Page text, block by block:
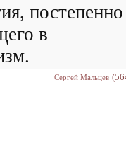
постепенно
в
Сергей Мальцев